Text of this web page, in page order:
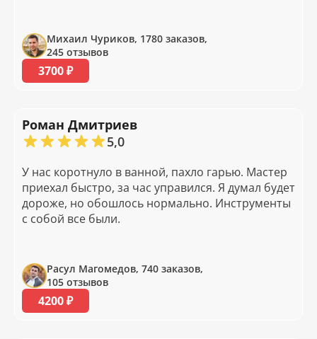
Михаил Чуриков, 1780 заказов,
245 отзывов
3700 ₽
Роман Дмитриев
5,0
У нас коротнуло в ванной, пахло гарью. Мастер
приехал быстро, за час управился. Я думал будет
дороже, но обошлось нормально. Инструменты
с собой все были.
Расул Магомедов, 740 заказов,
105 отзывов
4200 ₽